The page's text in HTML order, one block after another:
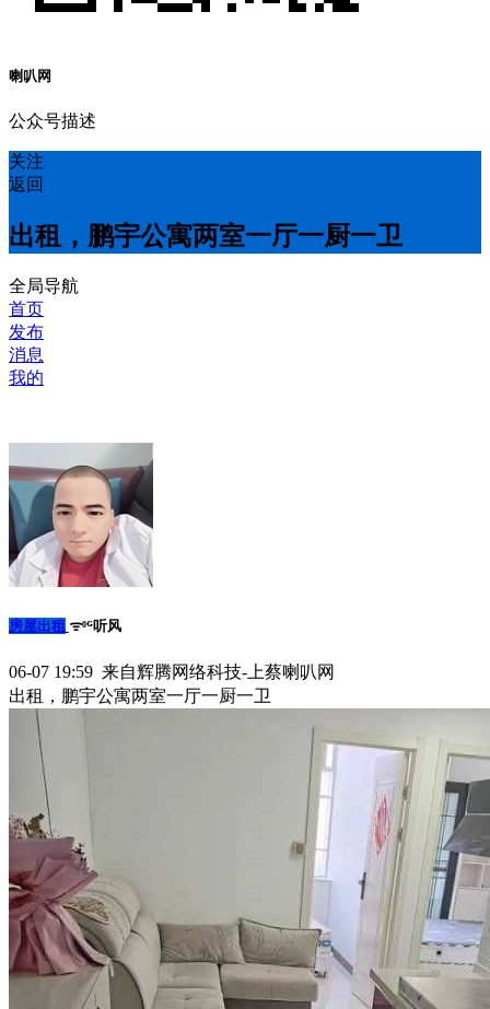
喇叭网
公众号描述
关注
返回
出租，鹏宇公寓两室一厅一厨一卫
全局导航
首页
发布
消息
我的
房屋出租 ᯤ⁶ᴳ听风
06-07 19:59 来自辉腾网络科技-上蔡喇叭网
出租，鹏宇公寓两室一厅一厨一卫